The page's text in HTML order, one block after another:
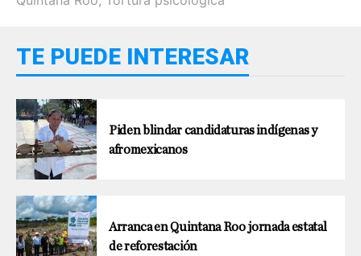
TE PUEDE INTERESAR
Piden blindar candidaturas indígenas y
afromexicanos
Arranca en Quintana Roo jornada estatal
de reforestación